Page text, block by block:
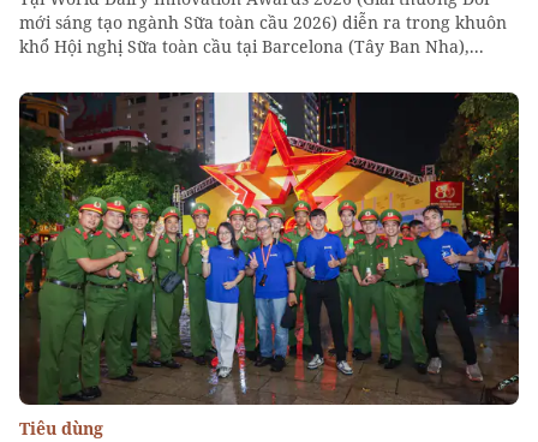
mới sáng tạo ngành Sữa toàn cầu 2026) diễn ra trong khuôn
khổ Hội nghị Sữa toàn cầu tại Barcelona (Tây Ban Nha),...
Tiêu dùng